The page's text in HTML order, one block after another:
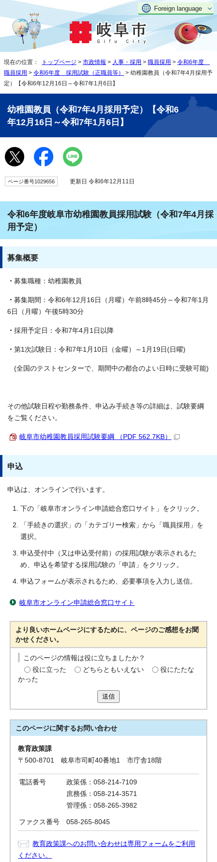
Foreign language
現在の位置： トップページ > 市政情報 > 人事・採用 > 職員採用 > 令和6年度
職員採用 > 令和6年度 採用試験（正職員等）
> 幼稚園教員（令和7年4月採用予
定）【令和6年12月16日～令和7年1月6日】
幼稚園教員（令和7年4月採用予定）【令和6
年12月16日～令和7年1月6日】
ページ番号1029656 更新日 令和6年12月11日
令和6年度岐阜市幼稚園教員採用試験（令和7年4月採
用予定）
募集概要
・ 募集職種：幼稚園教員
・ 募集期間：令和6年12月16日（月曜）午前8時45分～令和7年1月
6日（月曜）午後5時30分
・ 採用予定日：令和7年4月1日以降
・ 第1次試験日：令和7年1月10日（金曜）～1月19日(日曜)
(全国のテストセンターで、期間中の都合のよい日時に受験可能)
その他試験日程や勤務条件、申込み手続き等の詳細は、試験要綱
をご覧ください。
岐阜市幼稚園教員採用試験要綱 （PDF 562.7KB）
申込
申込は、オンラインで行います。
下の「岐阜市オンライン申請総合窓口サイト」をクリック。
「手続きの選択」の「カテゴリー検索」から「職員採用」を
選択。
申込受付中（又は申込受付前）の採用試験が表示されるた
め、申込を希望する採用試験の「申請」をクリック。
申込フォームが表示されるため、必要事項を入力し送信。
岐阜市オンライン申請総合窓口サイト
より良いホームページにするために、ページのご感想をお聞
かせください。
このページの情報は役に立ちましたか？
役に立った
どちらともいえない
役にたたな
かった
送信
このページに関するお問い合わせ
教育政策課
〒500-8701 岐阜市司町40番地1 市庁舎18階
電話番号
政策係：058-214-7109
庶務係：058-214-3571
管理係：058-265-3982
ファクス番号 058-265-8045
教育政策課へのお問い合わせは専用フォームをご利用
ください。